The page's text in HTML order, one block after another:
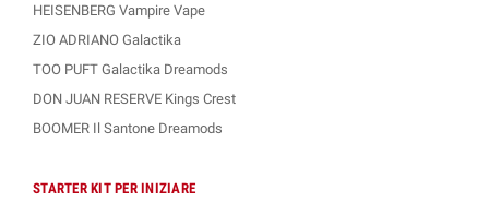
HEISENBERG Vampire Vape
ZIO ADRIANO Galactika
TOO PUFT Galactika Dreamods
DON JUAN RESERVE Kings Crest
BOOMER Il Santone Dreamods
STARTER KIT PER INIZIARE